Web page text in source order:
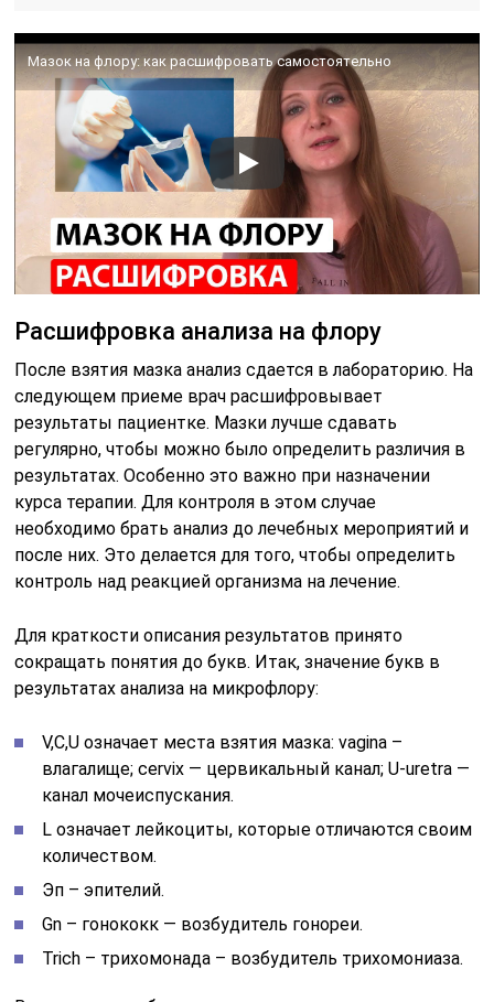
Мазок на флору: как расшифровать самостоятельно
Расшифровка анализа на флору
После взятия мазка анализ сдается в лабораторию. На
следующем приеме врач расшифровывает
результаты пациентке. Мазки лучше сдавать
регулярно, чтобы можно было определить различия в
результатах. Особенно это важно при назначении
курса терапии. Для контроля в этом случае
необходимо брать анализ до лечебных мероприятий и
после них. Это делается для того, чтобы определить
контроль над реакцией организма на лечение.
Для краткости описания результатов принято
сокращать понятия до букв. Итак, значение букв в
результатах анализа на микрофлору:
V,C,U означает места взятия мазка: vagina –
влагалище; cervix — цервикальный канал; U-uretra —
канал мочеиспускания.
L означает лейкоциты, которые отличаются своим
количеством.
Эп – эпителий.
Gn – гонококк — возбудитель гонореи.
Trich – трихомонада – возбудитель трихомониаза.